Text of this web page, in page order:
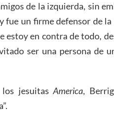
de la izquierda, sin
un firme defensor de la
estoy en contra de todo,
ser una persona de
los jesuitasAmerica,